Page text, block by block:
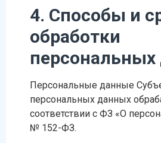
4. Способы и
обработки
Персональные данные
персональных данных
соответствии с ФЗ «О
№ 152-ФЗ.